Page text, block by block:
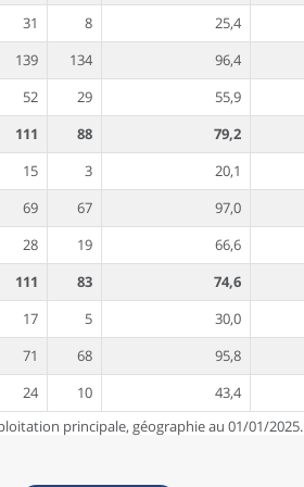
31 8 25,4
139 134 96,4
52 29 55,9
111 88 79,2
15 3 20,1
69 67 97,0
28 19 66,6
111 83 74,6
17 5 30,0
71 68 95,8
24 10 43,4
principale, géographie au 01/01/2025.